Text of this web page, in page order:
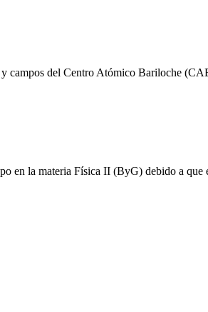
campos del Centro Atómico Bariloche
en la materia Física II (ByG) debido a